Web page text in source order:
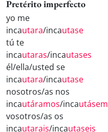
Pretérito imperfecto
yo me
incautara/incautase
tú te
incautaras/incautases
él/ella/usted se
incautara/incautase
nosotros/as nos
incautáramos/inca
vosotros/as os
incautarais/incautaseis